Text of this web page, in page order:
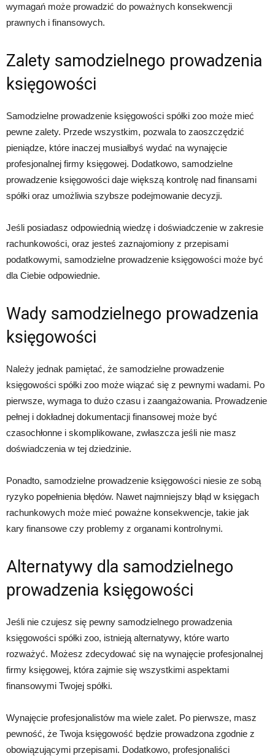
wymagań może prowadzić do poważnych konsekwencji
prawnych i finansowych.
Zalety samodzielnego prowadzenia
księgowości
Samodzielne prowadzenie księgowości spółki zoo może mieć
pewne zalety. Przede wszystkim, pozwala to zaoszczędzić
pieniądze, które inaczej musiałbyś wydać na wynajęcie
profesjonalnej firmy księgowej. Dodatkowo, samodzielne
prowadzenie księgowości daje większą kontrolę nad finansami
spółki oraz umożliwia szybsze podejmowanie decyzji.
Jeśli posiadasz odpowiednią wiedzę i doświadczenie w zakresie
rachunkowości, oraz jesteś zaznajomiony z przepisami
podatkowymi, samodzielne prowadzenie księgowości może być
dla Ciebie odpowiednie.
Wady samodzielnego prowadzenia
księgowości
Należy jednak pamiętać, że samodzielne prowadzenie
księgowości spółki zoo może wiązać się z pewnymi wadami. Po
pierwsze, wymaga to dużo czasu i zaangażowania. Prowadzenie
pełnej i dokładnej dokumentacji finansowej może być
czasochłonne i skomplikowane, zwłaszcza jeśli nie masz
doświadczenia w tej dziedzinie.
Ponadto, samodzielne prowadzenie księgowości niesie ze sobą
ryzyko popełnienia błędów. Nawet najmniejszy błąd w księgach
rachunkowych może mieć poważne konsekwencje, takie jak
kary finansowe czy problemy z organami kontrolnymi.
Alternatywy dla samodzielnego
prowadzenia księgowości
Jeśli nie czujesz się pewny samodzielnego prowadzenia
księgowości spółki zoo, istnieją alternatywy, które warto
rozważyć. Możesz zdecydować się na wynajęcie profesjonalnej
firmy księgowej, która zajmie się wszystkimi aspektami
finansowymi Twojej spółki.
Wynajęcie profesjonalistów ma wiele zalet. Po pierwsze, masz
pewność, że Twoja księgowość będzie prowadzona zgodnie z
obowiązującymi przepisami. Dodatkowo, profesjonaliści